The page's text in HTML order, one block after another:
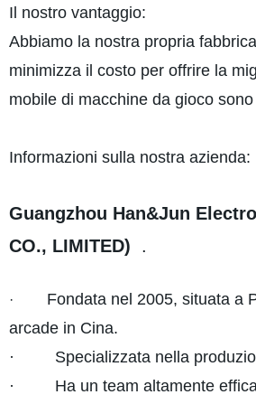
Il nostro vantaggio:
Abbiamo la nostra propria
minimizza il costo per offrire la
mobile di macchine da gioco
Informazioni sulla nostra azienda:
Guangzhou Han&Jun
CO., LIMITED)
.
·
Fondata nel 2005, situata a
arcade in Cina.
· Specializzata nella
· Ha un team altamente